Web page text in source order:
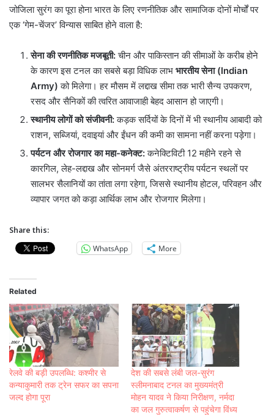
जोजिला सुरंग का पूरा होना भारत के लिए रणनीतिक और सामाजिक दोनों मोर्चों पर
एक ‘गेम-चेंजर’ विन्यास साबित होने वाला है:
सेना की रणनीतिक मजबूती:चीन और पाकिस्तान की सीमाओं के करीब होने
के कारण इस टनल का सबसे बड़ा विधिक लाभ भारतीय सेना (Indian
Army) को मिलेगा। हर मौसम में लद्दाख सीमा तक भारी सैन्य उपकरण,
रसद और सैनिकों की त्वरित आवाजाही बेहद आसान हो जाएगी।
स्थानीय लोगों को संजीवनी:कड़क सर्दियों के दिनों में भी स्थानीय आबादी को
राशन, सब्जियां, दवाइयां और ईंधन की कमी का सामना नहीं करना पड़ेगा।
पर्यटन और रोजगार का महा-कनेक्ट:कनेक्टिविटी 12 महीने रहने से
कारगिल, लेह-लद्दाख और सोनमर्ग जैसे अंतरराष्ट्रीय पर्यटन स्थलों पर
सालभर सैलानियों का तांता लगा रहेगा, जिससे स्थानीय होटल, परिवहन और
व्यापार जगत को कड़ा आर्थिक लाभ और रोजगार मिलेगा।
Share this:
WhatsApp
More
Related
रेलवे की बड़ी उपलब्धि: कश्मीर से
कन्याकुमारी तक ट्रेन सफर का सपना
जल्द होगा पूरा
देश की सबसे लंबी जल-सुरंग
स्लीमनाबाद टनल का मुख्यमंत्री
मोहन यादव ने किया निरीक्षण, नर्मदा
का जल गुरुत्वाकर्षण से पहुंचेगा विंध्य